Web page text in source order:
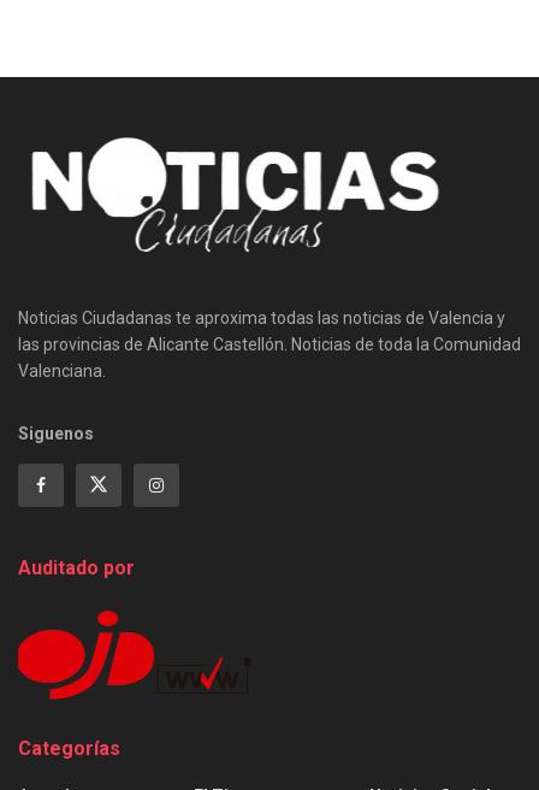
Noticias Ciudadanas te aproxima todas las noticias de Valencia y
las provincias de Alicante Castellón. Noticias de toda la Comunidad
Valenciana.
Siguenos
Auditado por
Categorías